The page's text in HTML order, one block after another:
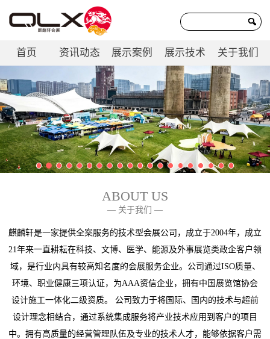
首页 资讯动态 展示案例 展示技术 关于我们
联系我们
ABOUT US
— 关于我们 —
麒麟轩是一家提供全案服务的技术型会展公司，成立于2004年，成立
21年来一直耕耘在科技、文博、医学、能源及外事展览类政企客户领
域，是行业内具有较高知名度的会展服务企业。公司通过ISO质量、
环境、职业健康三项认证，为AAA资信企业，拥有中国展览馆协会
设计施工一体化二级资质。 公司致力于将国际、国内的技术与超前
设计理念相结合，通过系统集成服务将产业技术应用到客户的项目
中。拥有高质量的经营管理队伍及专业的技术人才，能够依据客户需